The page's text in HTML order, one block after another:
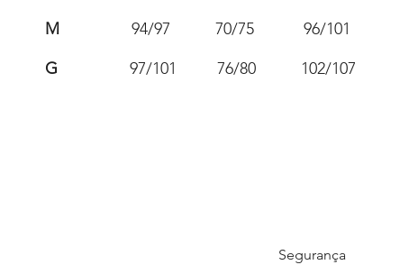
M 94/97 70/75 96/101
G 97/101 76/80 102/107
Segurança